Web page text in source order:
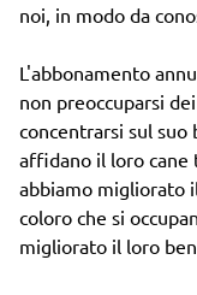
noi, in modo da
L'abbonamento
non preoccuparsi
concentrarsi sul suo
affidano il loro cane
abbiamo migliorato
coloro che si
migliorato il loro